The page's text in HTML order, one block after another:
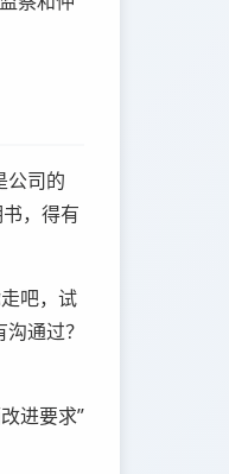
公司的
，得有
吧，试
通过？
进要求”